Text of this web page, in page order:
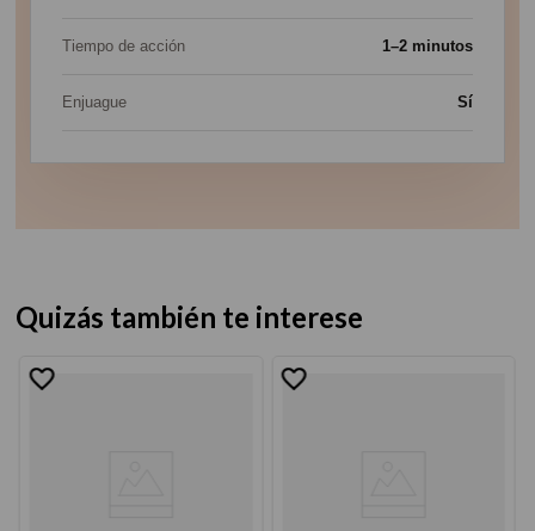
Tiempo de acción 1–2 minutos
Enjuague Sí
Quizás también te interese